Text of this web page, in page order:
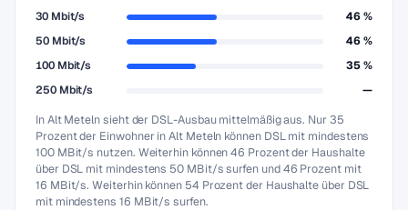
30 Mbit/s
46 %
50 Mbit/s
46 %
100 Mbit/s
35 %
250 Mbit/s
—
In Alt Meteln sieht der DSL-Ausbau mittelmäßig aus. Nur 35
Prozent der Einwohner in Alt Meteln können DSL mit mindestens
100 MBit/s nutzen. Weiterhin können 46 Prozent der Haushalte
über DSL mit mindestens 50 MBit/s surfen und 46 Prozent mit
16 MBit/s. Weiterhin können 54 Prozent der Haushalte über DSL
mit mindestens 16 MBit/s surfen.